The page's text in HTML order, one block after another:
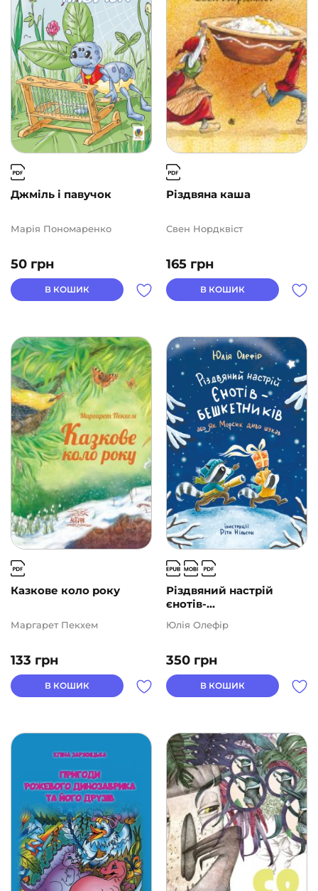
Подарункові сертифікати(1)
ВИДАВНИЦТВА
АВТОРИ
ЦІНА
2
Джміль і павучок
50 грн
Марія Пономаренко
В КОШИК
Різдвяна каша
165 грн
Свен Нордквіст
В КОШИК
Казкове коло року
133 грн
Маргарет Пекхем
В КОШИК
Різдвяний настрій
єнотів-...
350 грн
Юлія Олефір
В КОШИК